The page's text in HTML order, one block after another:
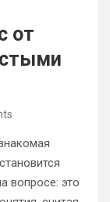
от
вопросе: это